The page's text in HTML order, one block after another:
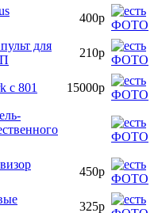
400р
для
210р
c 801 15000р
450р
325р